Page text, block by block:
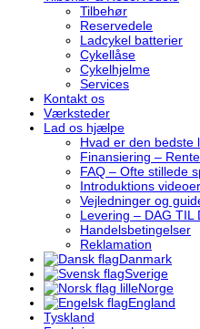
Tilbehør
Reservedele
Ladcykel batterier
Cykellåse
Cykelhjelme
Services
Kontakt os
Værksteder
Lad os hjælpe
Hvad er den bedste
Finansiering –
FAQ – Ofte stillede
Introduktions videoer
Vejledninger og
Levering – DAG TIL
Handelsbetingelser
Reklamation
Danmark
Sverige
Norge
England
Tyskland